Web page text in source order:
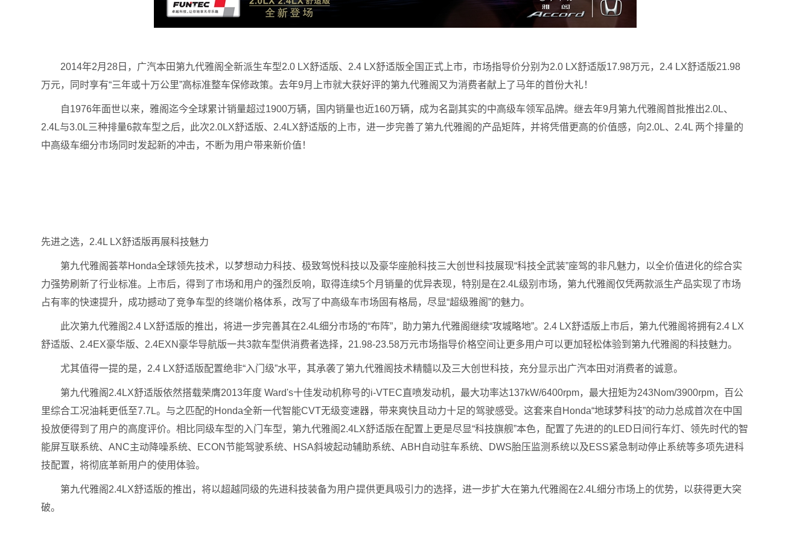
2014年2月28日，广汽本田第九代雅阁全新派生车型2.0 LX舒适版、2.4 LX舒适版全国正式上市，市场指导价分别为2.0 LX舒适版17.98万元，2.4 LX舒适版21.98
万元，同时享有“三年或十万公里”高标准整车保修政策。去年9月上市就大获好评的第九代雅阁又为消费者献上了马年的首份大礼！
自1976年面世以来，雅阁迄今全球累计销量超过1900万辆，国内销量也近160万辆，成为名副其实的中高级车领军品牌。继去年9月第九代雅阁首批推出2.0L、
2.4L与3.0L三种排量6款车型之后，此次2.0LX舒适版、2.4LX舒适版的上市，进一步完善了第九代雅阁的产品矩阵，并将凭借更高的价值感，向2.0L、2.4L 两个排量的
中高级车细分市场同时发起新的冲击，不断为用户带来新价值！
先进之选，2.4L LX舒适版再展科技魅力
第九代雅阁荟萃Honda全球领先技术，以梦想动力科技、极致驾悦科技以及豪华座舱科技三大创世科技展现“科技全武装”座驾的非凡魅力，以全价值进化的综合实
力强势刷新了行业标准。上市后，得到了市场和用户的强烈反响，取得连续5个月销量的优异表现，特别是在2.4L级别市场，第九代雅阁仅凭两款派生产品实现了市场
占有率的快速提升，成功撼动了竞争车型的终端价格体系，改写了中高级车市场固有格局，尽显“超级雅阁”的魅力。
此次第九代雅阁2.4 LX舒适版的推出，将进一步完善其在2.4L细分市场的“布阵”，助力第九代雅阁继续“攻城略地”。2.4 LX舒适版上市后，第九代雅阁将拥有2.4 LX
舒适版、2.4EX豪华版、2.4EXN豪华导航版一共3款车型供消费者选择，21.98-23.58万元市场指导价格空间让更多用户可以更加轻松体验到第九代雅阁的科技魅力。
尤其值得一提的是，2.4 LX舒适版配置绝非“入门级”水平，其承袭了第九代雅阁技术精髓以及三大创世科技，充分显示出广汽本田对消费者的诚意。
第九代雅阁2.4LX舒适版依然搭载荣膺2013年度 Ward's十佳发动机称号的i-VTEC直喷发动机，最大功率达137kW/6400rpm，最大扭矩为243Nom/3900rpm，百公
里综合工况油耗更低至7.7L。与之匹配的Honda全新一代智能CVT无级变速器，带来爽快且动力十足的驾驶感受。这套来自Honda“地球梦科技”的动力总成首次在中国
投放便得到了用户的高度评价。相比同级车型的入门车型，第九代雅阁2.4LX舒适版在配置上更是尽显“科技旗舰”本色，配置了先进的的LED日间行车灯、领先时代的智
能屏互联系统、ANC主动降噪系统、ECON节能驾驶系统、HSA斜坡起动辅助系统、ABH自动驻车系统、DWS胎压监测系统以及ESS紧急制动停止系统等多项先进科
技配置，将彻底革新用户的使用体验。
第九代雅阁2.4LX舒适版的推出，将以超越同级的先进科技装备为用户提供更具吸引力的选择，进一步扩大在第九代雅阁在2.4L细分市场上的优势，以获得更大突
破。